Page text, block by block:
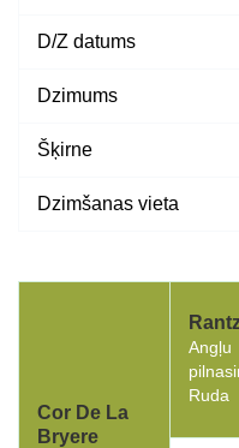
D/Z datums
Dzimums
Šķirne
Dzimšanas vieta
Cor De La
Bryere
Angļu
Ruda